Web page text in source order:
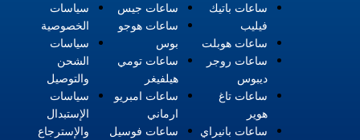
سياسات
الخصوصية
سياسات
الشحن
والتوصيل
سياسات
الإستبدال
والإسترجاع
ساعات جيس
ساعات هوجو
بوس
ساعات تومي
هيلفيغر
ساعات امبريو
ارماني
ساعات فوسيل
ساعات باتيك
فيليب
ساعات هوبلت
ساعات روجر
ديبوس
ساعات تاغ
هوير
ساعات بانيراي